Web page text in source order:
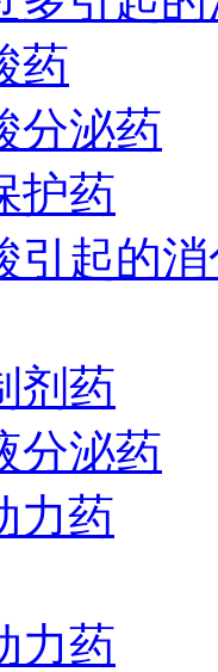
药
分泌药
护药
引起的
剂药
分泌药
力药
力药